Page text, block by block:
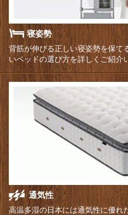
寝姿勢
背筋が伸びる正しい寝姿勢を保て
いベッドの選び方を詳しくご紹介
通気性
高温多湿の日本には通気性に優れ